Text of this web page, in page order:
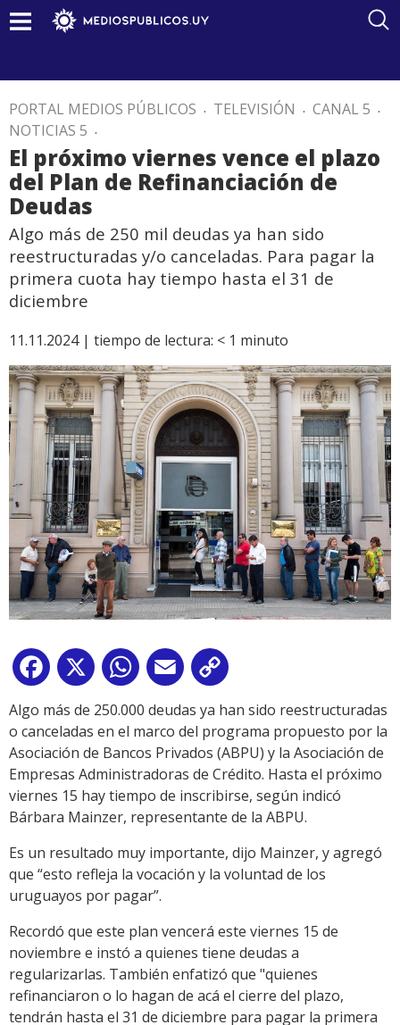
PORTAL MEDIOS PÚBLICOS . TELEVISIÓN . CANAL 5 .
NOTICIAS 5 .
El próximo viernes vence el plazo
del Plan de Refinanciación de
Deudas
Algo más de 250 mil deudas ya han sido
reestructuradas y/o canceladas. Para pagar la
primera cuota hay tiempo hasta el 31 de
diciembre
11.11.2024 | tiempo de lectura: < 1 minuto
Facebook
X WhatsApp
Email
Link
Algo más de 250.000 deudas ya han sido reestructuradas
o canceladas en el marco del programa propuesto por la
Asociación de Bancos Privados (ABPU) y la Asociación de
Empresas Administradoras de Crédito. Hasta el próximo
viernes 15 hay tiempo de inscribirse, según indicó
Bárbara Mainzer, representante de la ABPU.
Es un resultado muy importante, dijo Mainzer, y agregó
que “esto refleja la vocación y la voluntad de los
uruguayos por pagar”.
Recordó que este plan vencerá este viernes 15 de
noviembre e instó a quienes tiene deudas a
regularizarlas. También enfatizó que "quienes
refinanciaron o lo hagan de acá el cierre del plazo,
tendrán hasta el 31 de diciembre para pagar la primera